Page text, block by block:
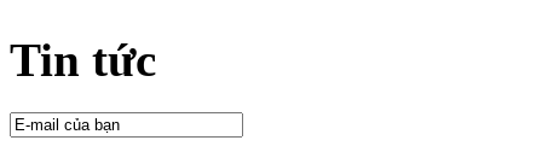
Tin tức